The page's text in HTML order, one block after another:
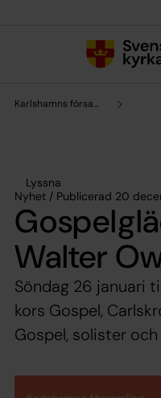
Karlshamns församling
Lyssna
Nyhet / Publicerad 20
Walter
Söndag 26 januari
kors Gospel,
Gospel, solister